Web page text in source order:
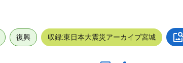
復興 収録:東日本大震災アーカイブ宮城